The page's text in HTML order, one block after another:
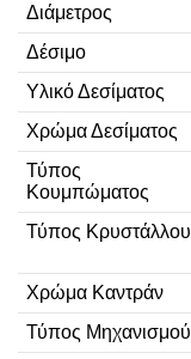
Διάμετρος
Δέσιμο
Υλικό Δεσίματος
Χρώμα Δεσίματος
Τύπος
Κουμπώματος
Τύπος Κρυστάλλου
Χρώμα Καντράν
Τύπος Μηχανισμού